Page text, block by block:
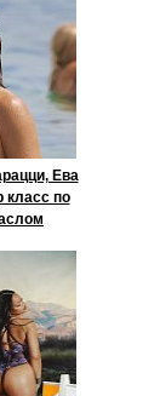
Ева
класс по